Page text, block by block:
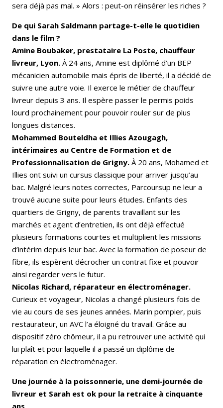
sera déjà pas mal. » Alors : peut-on réinsérer les riches ?
De qui Sarah Saldmann partage-t-elle le quotidien
dans le film ?
Amine Boubaker, prestataire La Poste, chauffeur
livreur, Lyon. À 24 ans, Amine est diplômé d’un BEP
mécanicien automobile mais épris de liberté, il a décidé de
suivre une autre voie. Il exerce le métier de chauffeur
livreur depuis 3 ans. Il espère passer le permis poids
lourd prochainement pour pouvoir rouler sur de plus
longues distances.
Mohammed Bouteldha et Illies Azougagh,
intérimaires au Centre de Formation et de
Professionnalisation de Grigny. À 20 ans, Mohamed et
Illies ont suivi un cursus classique pour arriver jusqu’au
bac. Malgré leurs notes correctes, Parcoursup ne leur a
trouvé aucune suite pour leurs études. Enfants des
quartiers de Grigny, de parents travaillant sur les
marchés et agent d’entretien, ils ont déjà effectué
plusieurs formations courtes et multiplient les missions
d’intérim depuis leur bac. Avec la formation de poseur de
fibre, ils espèrent décrocher un contrat fixe et pouvoir
ainsi regarder vers le futur.
Nicolas Richard, réparateur en électroménager.
Curieux et voyageur, Nicolas a changé plusieurs fois de
vie au cours de ses jeunes années. Marin pompier, puis
restaurateur, un AVC l’a éloigné du travail. Grâce au
dispositif zéro chômeur, il a pu retrouver une activité qui
lui plaît et pour laquelle il a passé un diplôme de
réparation en électroménager.
Une journée à la poissonnerie, une demi-journée de
livreur et Sarah est ok pour la retraite à cinquante